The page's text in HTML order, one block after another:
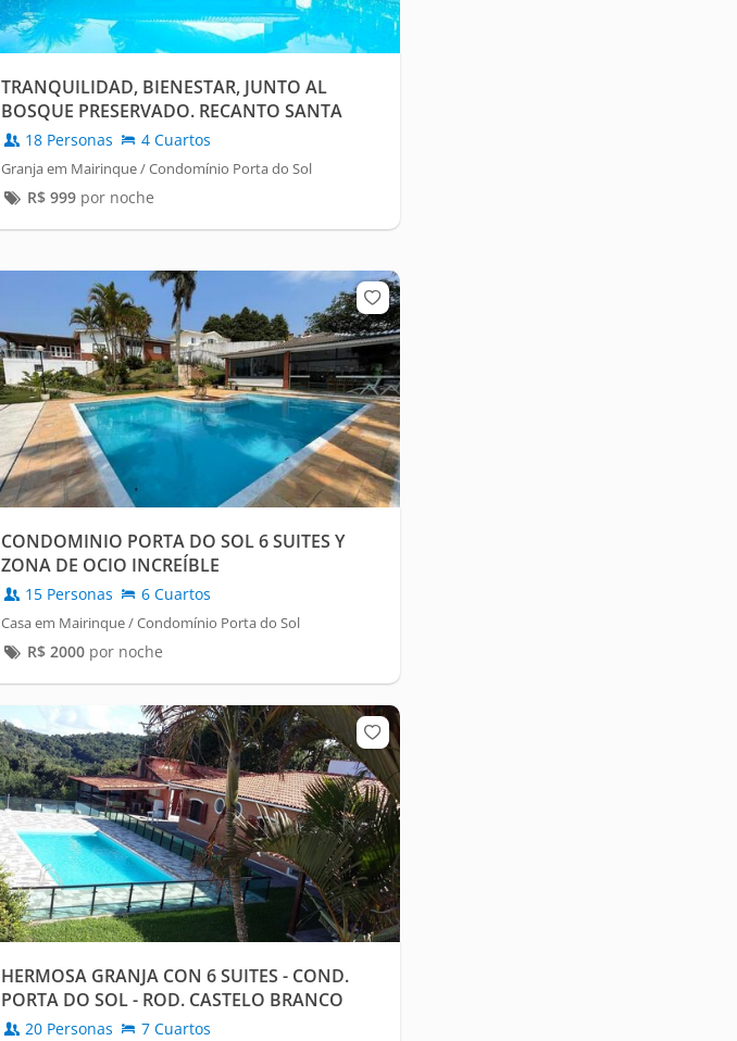
TRANQUILIDAD, BIENESTAR, JUNTO AL
BOSQUE PRESERVADO. RECANTO SANTA
RITA18 Personas 4 Cuartos
Granja em Mairinque / Condomínio Porta do Sol
R$ 999por noche
CONDOMINIO PORTA DO SOL 6 SUITES Y
ZONA DE OCIO INCREÍBLE
15 Personas 6 Cuartos
Casa em Mairinque / Condomínio Porta do Sol
R$ 2000por noche
HERMOSA GRANJA CON 6 SUITES - COND.
PORTA DO SOL - ROD. CASTELO BRANCO
20 Personas 7 Cuartos